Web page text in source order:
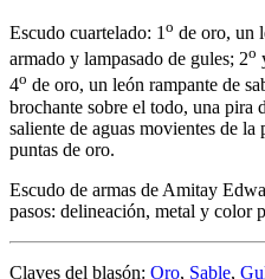
Escudo cuartelado: 1 o de oro, un
armado y lampasado de gules; 2o
4o de oro, un león rampante de
brochante sobre el todo, una pira
saliente de aguas movientes de la
puntas de oro.
Escudo de armas de Amitay
pasos: delineación, metal y color
Claves del blasón: Oro, Sable,